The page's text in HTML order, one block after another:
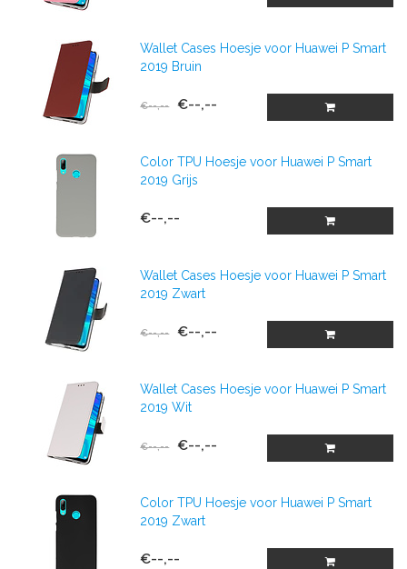
Wallet Cases Hoesje voor Huawei P Smart
2019 Bruin
€--,-- €--,--
Color TPU Hoesje voor Huawei P Smart
2019 Grijs
€--,--
Wallet Cases Hoesje voor Huawei P Smart
2019 Zwart
€--,-- €--,--
Wallet Cases Hoesje voor Huawei P Smart
2019 Wit
€--,-- €--,--
Color TPU Hoesje voor Huawei P Smart
2019 Zwart
€--,--